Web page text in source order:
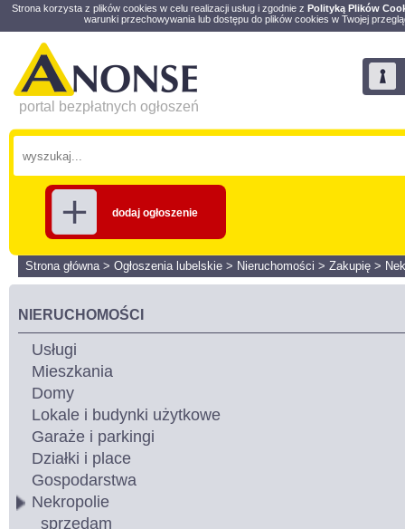
Strona korzysta z plików cookies w celu realizacji usług i zgodnie z Polityką Plików
warunki przechowywania lub dostępu do plików cookies w Twojej
portal bezpłatnych ogłoszeń
dodaj ogłoszenie
Strona główna> Ogłoszenia lubelskie > Nieruchomości > Zakupię >
NIERUCHOMOŚCI
Usługi
Mieszkania
Domy
Lokale i budynki użytkowe
Garaże i parkingi
Działki i place
Gospodarstwa
Nekropolie
sprzedam